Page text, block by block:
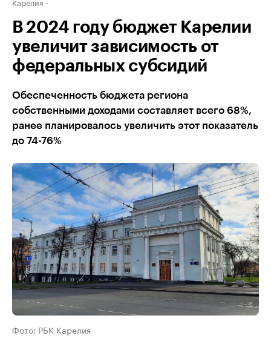
В 2024 году бюджет Карелии
увеличит зависимость от
федеральных субсидий
Обеспеченность бюджета региона
собственными доходами составляет всего 68%,
ранее планировалось увеличить этот показатель
до 74-76%
Фото: РБК Карелия